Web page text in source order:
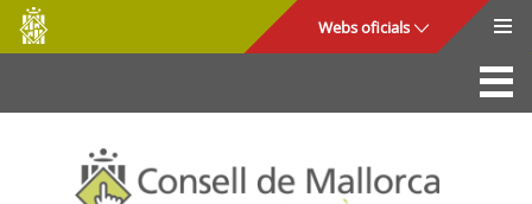
Salta al contingut principal
Consell
de
Mallorca
Webs oficials
La Seu
Consell de Mallorca